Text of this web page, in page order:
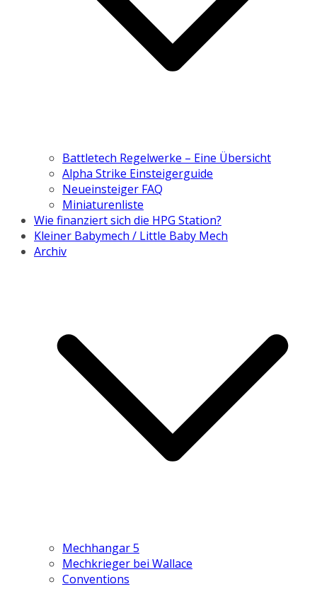
Battletech Regelwerke – Eine Übersicht
Alpha Strike Einsteigerguide
Neueinsteiger FAQ
Miniaturenliste
Wie finanziert sich die HPG Station?
Kleiner Babymech / Little Baby Mech
Archiv
Mechhangar 5
Mechkrieger bei Wallace
Conventions